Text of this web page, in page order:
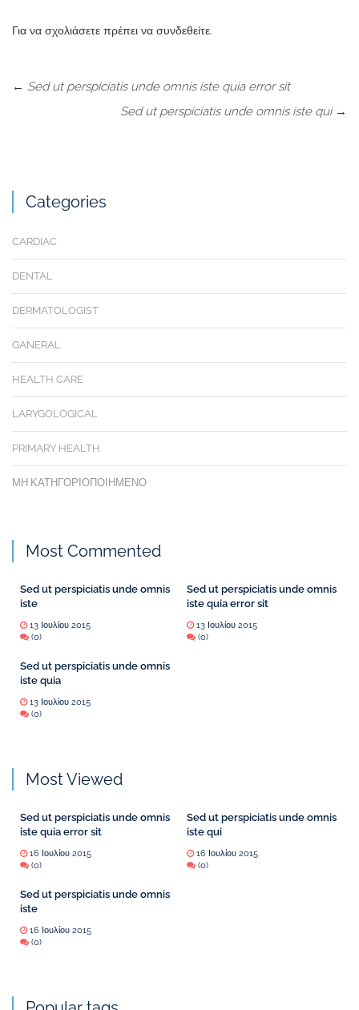
Για να σχολιάσετε πρέπει να συνδεθείτε.
← Sed ut perspiciatis unde omnis iste quia error sit
Sed ut perspiciatis unde omnis iste qui →
Categories
CARDIAC
DENTAL
DERMATOLOGIST
GANERAL
HEALTH CARE
LARYGOLOGICAL
PRIMARY HEALTH
ΜΗ ΚΑΤΗΓΟΡΙΟΠΟΙΗΜΈΝΟ
Most Commented
Sed ut perspiciatis unde omnis
iste
13 Ιουλίου 2015
(0)
Sed ut perspiciatis unde omnis
iste quia error sit
13 Ιουλίου 2015
(0)
Sed ut perspiciatis unde omnis
iste quia
13 Ιουλίου 2015
(0)
Most Viewed
Sed ut perspiciatis unde omnis
iste quia error sit
16 Ιουλίου 2015
(0)
Sed ut perspiciatis unde omnis
iste qui
16 Ιουλίου 2015
(0)
Sed ut perspiciatis unde omnis
iste
16 Ιουλίου 2015
(0)